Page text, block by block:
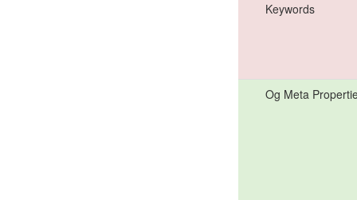
Keywords
Og Meta